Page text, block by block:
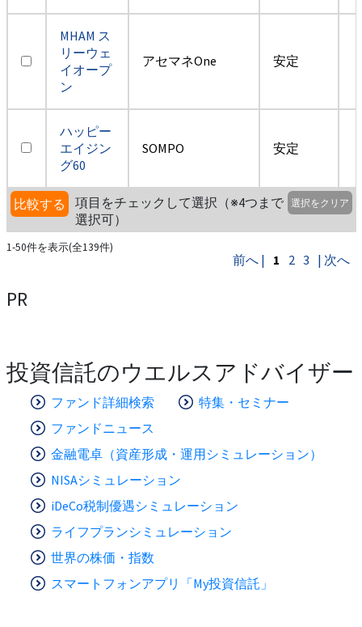
MHAM ス
リーウェ
イオープ
ン
アセマネOne 安定
ハッピー
エイジン
グ60
SOMPO 安定
比較する
項目をチェックして選択（※4つまで
選択可）
選択をクリア
1-50件を表示(全139件)
前へ | 1 2 3 | 次へ
PR
投資信託のウエルスアドバイザー
ファンド詳細検索
特集・セミナー
ファンドニュース
金融電卓（資産形成・運用シミュレーション）
NISAシミュレーション
iDeCo税制優遇シミュレーション
ライフプランシミュレーション
世界の株価・指数
スマートフォンアプリ「My投資信託」